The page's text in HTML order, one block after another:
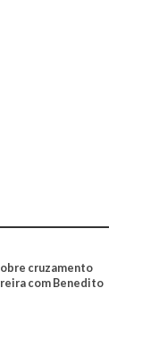
cruzamento
com Benedito